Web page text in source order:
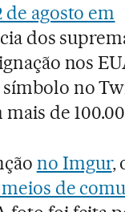
de agosto em
dos
nos
no
de
no Imgur,
de